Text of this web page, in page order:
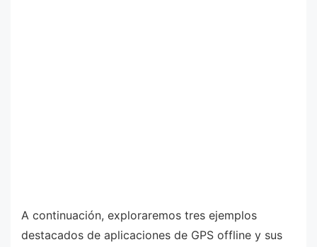
A continuación, exploraremos tres ejemplos
destacados de aplicaciones de GPS offline y sus